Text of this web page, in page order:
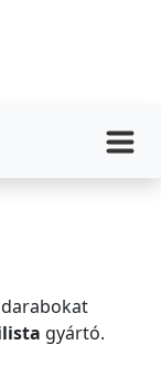
gyártó.